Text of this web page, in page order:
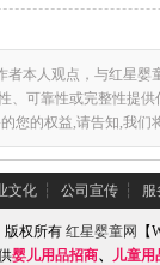
者本人观点，与红星
、可靠性或完整性提
您的权益,请告知,我们
文化 ┆ 公司宣传 ┆ 服
版权所有红星婴童网
婴儿用品招商、 儿童用